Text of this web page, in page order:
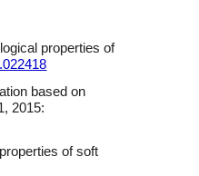
properties of
based on
2015:
of soft